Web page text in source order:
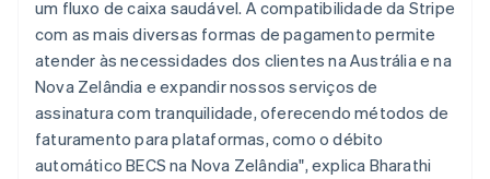
um fluxo de caixa saudável. A compatibilidade da Stripe
com as mais diversas formas de pagamento permite
atender às necessidades dos clientes na Austrália e na
Nova Zelândia e expandir nossos serviços de
assinatura com tranquilidade, oferecendo métodos de
faturamento para plataformas, como o débito
automático BECS na Nova Zelândia", explica Bharathi
English
Hungria
English
Índia
English
English